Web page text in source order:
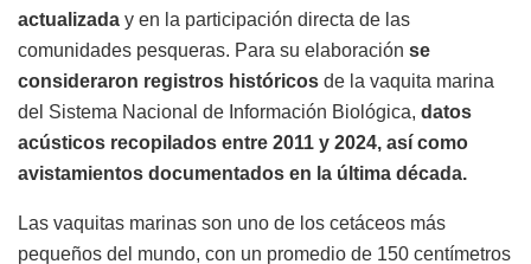
actualizada y en la participación directa de las
comunidades pesqueras. Para su elaboración se
consideraron registros históricos de la vaquita marina
del Sistema Nacional de Información Biológica, datos
acústicos recopilados entre 2011 y 2024, así como
avistamientos documentados en la última década.
Las vaquitas marinas son uno de los cetáceos más
pequeños del mundo, con un promedio de 150 centímetros